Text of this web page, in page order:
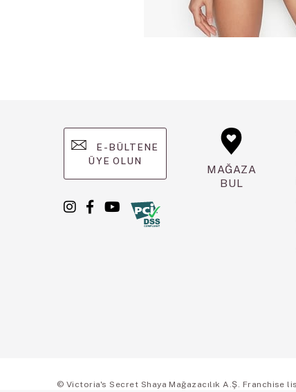
E-BÜLTENE
ÜYE OLUN
MAĞAZA
BUL
© Victoria's Secret Shaya Mağazacılık A.Ş. Franchise